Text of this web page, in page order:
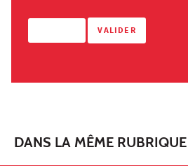
DANS LA MÊME RUBRIQUE